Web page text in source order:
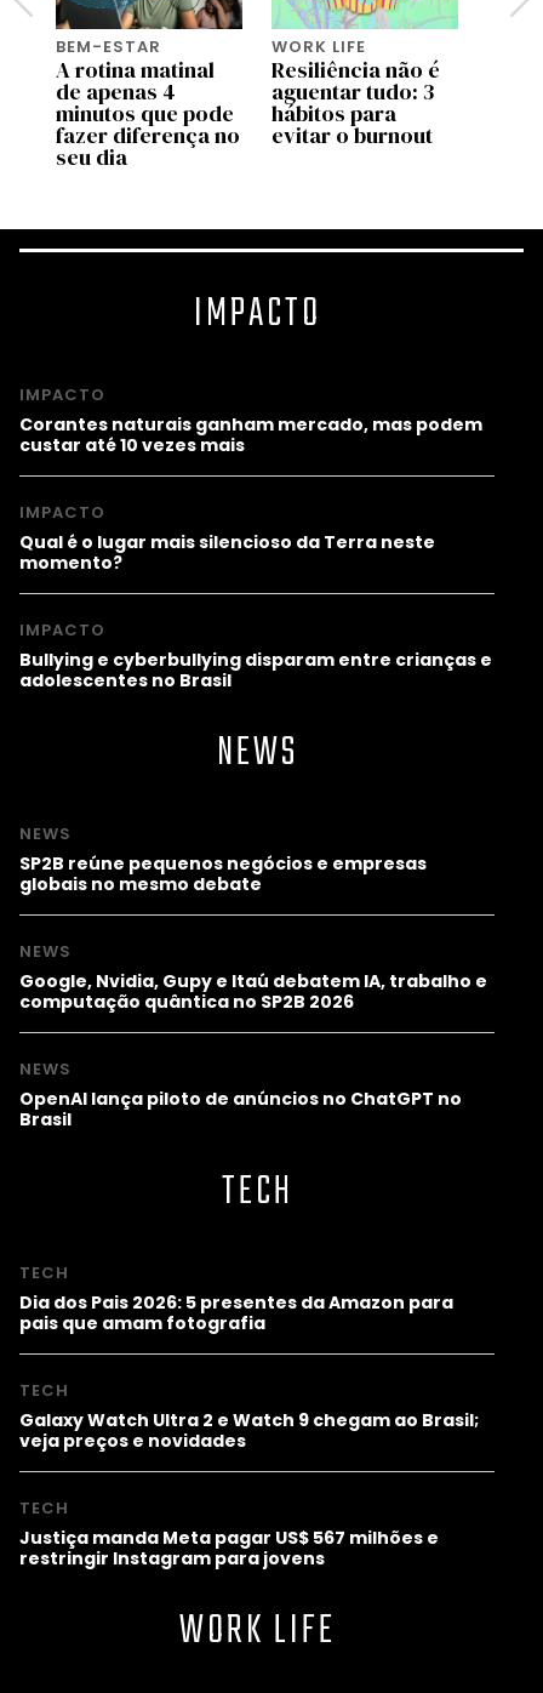
BEM-ESTAR
A rotina matinal
de apenas 4
minutos que pode
fazer diferença no
seu dia
WORK LIFE
Resiliência não é
aguentar tudo: 3
hábitos para
evitar o burnout
IMPACTO
IMPACTO
Corantes naturais ganham mercado, mas podem
custar até 10 vezes mais
IMPACTO
Qual é o lugar mais silencioso da Terra neste
momento?
IMPACTO
Bullying e cyberbullying disparam entre crianças e
adolescentes no Brasil
NEWS
NEWS
SP2B reúne pequenos negócios e empresas
globais no mesmo debate
NEWS
Google, Nvidia, Gupy e Itaú debatem IA, trabalho e
computação quântica no SP2B 2026
NEWS
OpenAI lança piloto de anúncios no ChatGPT no
Brasil
TECH
TECH
Dia dos Pais 2026: 5 presentes da Amazon para
pais que amam fotografia
TECH
Galaxy Watch Ultra 2 e Watch 9 chegam ao Brasil;
veja preços e novidades
TECH
Justiça manda Meta pagar US$ 567 milhões e
restringir Instagram para jovens
WORK LIFE